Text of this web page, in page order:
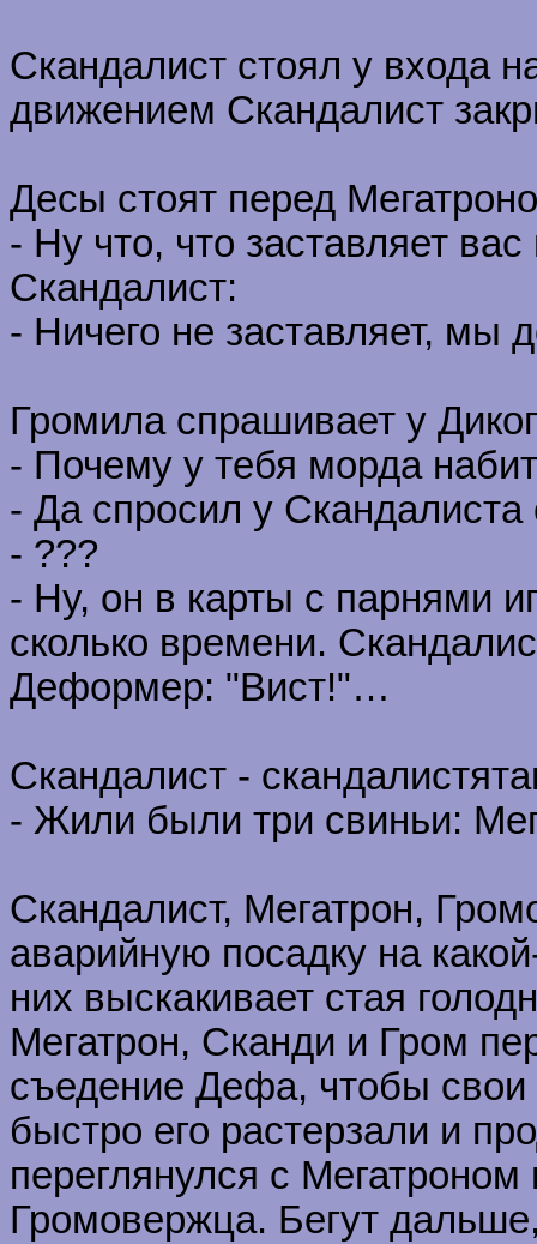
Скандалист стоял у входа
движением Скандалист
Десы стоят перед
- Ну что, что заставляет
Скандалист:
- Ничего не заставляет, мы
Громила спрашивает у
- Почему у тебя морда
- Да спросил у
- ???
- Ну, он в карты с парнями
сколько времени.
Деформер: "Вист!"…
Скандалист -
- Жили были три свиньи:
Скандалист, Мегатрон,
аварийную посадку на
них выскакивает стая
Мегатрон, Сканди и Гром
съедение Дефа, чтобы
быстро его растерзали и
переглянулся с
Громовержца. Бегут